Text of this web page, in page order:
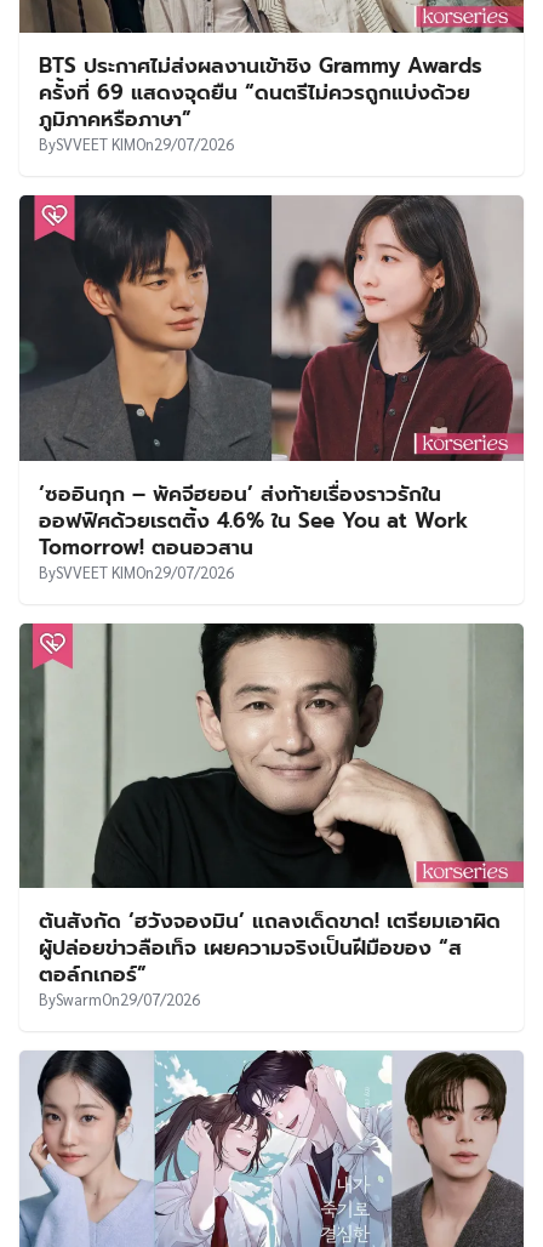
BTS ประกาศไม่ส่งผลงานเข้าชิง Grammy Awards
ภูมิภาคหรือภาษา”
BySVVEET KIM 29/07/2026
‘ซออินกุก – พัคจีฮยอน’ ส่งท้ายเรื่องราวรักใน
Tomorrow! ตอนอวสาน
BySVVEET KIM 29/07/2026
ต้นสังกัด ‘ฮวังจองมิน’ แถลงเด็ดขาด! เตรียมเอาผิด
ตอล์กเกอร์”
BySwarmOn 29/07/2026